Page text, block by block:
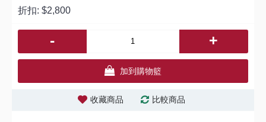
折扣: $2,800
- +
加到購物籃
收藏商品 比較商品